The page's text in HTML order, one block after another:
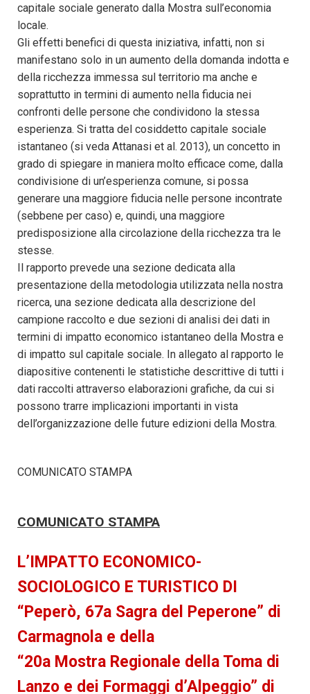
capitale sociale generato dalla Mostra sull’economia
locale.
Gli effetti benefici di questa iniziativa, infatti, non si
manifestano solo in un aumento della domanda indotta e
della ricchezza immessa sul territorio ma anche e
soprattutto in termini di aumento nella fiducia nei
confronti delle persone che condividono la stessa
esperienza. Si tratta del cosiddetto capitale sociale
istantaneo (si veda Attanasi et al. 2013), un concetto in
grado di spiegare in maniera molto efficace come, dalla
condivisione di un’esperienza comune, si possa
generare una maggiore fiducia nelle persone incontrate
(sebbene per caso) e, quindi, una maggiore
predisposizione alla circolazione della ricchezza tra le
stesse.
Il rapporto prevede una sezione dedicata alla
presentazione della metodologia utilizzata nella nostra
ricerca, una sezione dedicata alla descrizione del
campione raccolto e due sezioni di analisi dei dati in
termini di impatto economico istantaneo della Mostra e
di impatto sul capitale sociale. In allegato al rapporto le
diapositive contenenti le statistiche descrittive di tutti i
dati raccolti attraverso elaborazioni grafiche, da cui si
possono trarre implicazioni importanti in vista
dell’organizzazione delle future edizioni della Mostra.
COMUNICATO STAMPA
COMUNICATO STAMPA
L’IMPATTO ECONOMICO-
SOCIOLOGICO E TURISTICO DI
“Peperò, 67a Sagra del Peperone” di
Carmagnola e della
“20a Mostra Regionale della Toma di
Lanzo e dei Formaggi d’Alpeggio” di